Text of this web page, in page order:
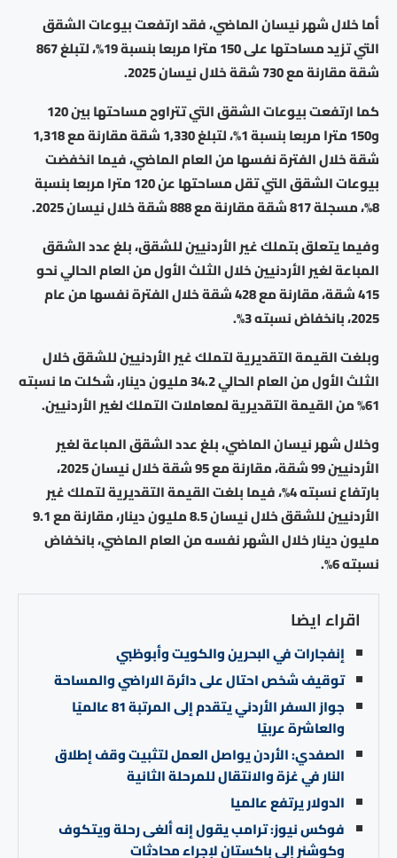
أما خلال شهر نيسان الماضي، فقد ارتفعت بيوعات الشقق
التي تزيد مساحتها على 150 مترا مربعا بنسبة 19%، لتبلغ 867
شقة مقارنة مع 730 شقة خلال نيسان 2025.
كما ارتفعت بيوعات الشقق التي تتراوح مساحتها بين 120
و150 مترا مربعا بنسبة 1%، لتبلغ 1,330 شقة مقارنة مع 1,318
شقة خلال الفترة نفسها من العام الماضي، فيما انخفضت
بيوعات الشقق التي تقل مساحتها عن 120 مترا مربعا بنسبة
8%، مسجلة 817 شقة مقارنة مع 888 شقة خلال نيسان 2025.
وفيما يتعلق بتملك غير الأردنيين للشقق، بلغ عدد الشقق
المباعة لغير الأردنيين خلال الثلث الأول من العام الحالي نحو
415 شقة، مقارنة مع 428 شقة خلال الفترة نفسها من عام
2025، بانخفاض نسبته 3%.
وبلغت القيمة التقديرية لتملك غير الأردنيين للشقق خلال
الثلث الأول من العام الحالي 34.2 مليون دينار، شكلت ما نسبته
61% من القيمة التقديرية لمعاملات التملك لغير الأردنيين.
وخلال شهر نيسان الماضي، بلغ عدد الشقق المباعة لغير
الأردنيين 99 شقة، مقارنة مع 95 شقة خلال نيسان 2025،
بارتفاع نسبته 4%، فيما بلغت القيمة التقديرية لتملك غير
الأردنيين للشقق خلال نيسان 8.5 مليون دينار، مقارنة مع 9.1
مليون دينار خلال الشهر نفسه من العام الماضي، بانخفاض
نسبته 6%.
اقراء ايضا
إنفجارات في البحرين والكويت وأبوظبي
توقيف شخص احتال على دائرة الاراضي والمساحة
جواز السفر الأردني يتقدم إلى المرتبة 81 عالميًا
والعاشرة عربيًا
الصفدي: الأردن يواصل العمل لتثبيت وقف إطلاق
النار في غزة والانتقال للمرحلة الثانية
الدولار يرتفع عالميا
فوكس نيوز: ترامب يقول إنه ألغى رحلة ويتكوف
وكوشنر إلى باكستان لإجراء محادثات